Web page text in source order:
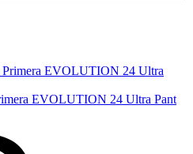
EVOLUTION 24 Ultra Pant